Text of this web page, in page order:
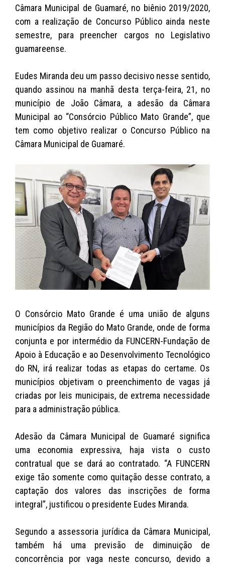
Câmara Municipal de Guamaré, no biênio 2019/2020,
com a realização de Concurso Público ainda neste
semestre, para preencher cargos no Legislativo
guamareense.
Eudes Miranda deu um passo decisivo nesse sentido,
quando assinou na manhã desta terça-feira, 21, no
município de João Câmara, a adesão da Câmara
Municipal ao “Consórcio Público Mato Grande”, que
tem como objetivo realizar o Concurso Público na
Câmara Municipal de Guamaré.
O Consórcio Mato Grande é uma união de alguns
municípios da Região do Mato Grande, onde de forma
conjunta e por intermédio da FUNCERN-Fundação de
Apoio à Educação e ao Desenvolvimento Tecnológico
do RN, irá realizar todas as etapas do certame. Os
municípios objetivam o preenchimento de vagas já
criadas por leis municipais, de extrema necessidade
para a administração pública.
Adesão da Câmara Municipal de Guamaré significa
uma economia expressiva, haja vista o custo
contratual que se dará ao contratado. “A FUNCERN
exige tão somente como quitação desse contrato, a
captação dos valores das inscrições de forma
integral”, justificou o presidente Eudes Miranda.
Segundo a assessoria jurídica da Câmara Municipal,
também há uma previsão de diminuição de
concorrência por vaga neste concurso, devido a